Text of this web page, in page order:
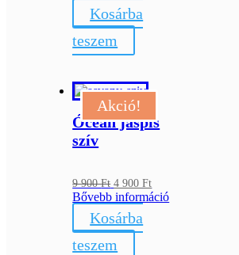
Kosárba
teszem
Akció!
Óceán jáspis
szív
9 900Ft Original
price
was:
9
900 Ft.
4 900FtCurrent
price
is:
Bővebb információ
Kosárba
teszem